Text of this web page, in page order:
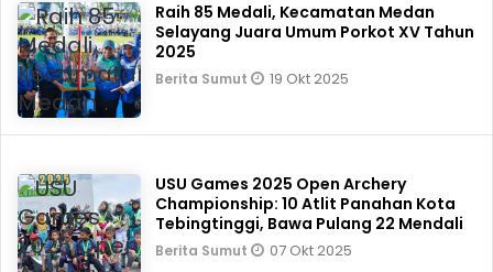
Raih 85 Medali, Kecamatan Medan
Selayang Juara Umum Porkot XV Tahun
2025
Berita Sumut 19 Okt 2025
USU Games 2025 Open Archery
Championship: 10 Atlit Panahan Kota
Tebingtinggi, Bawa Pulang 22 Mendali
Berita Sumut 07 Okt 2025